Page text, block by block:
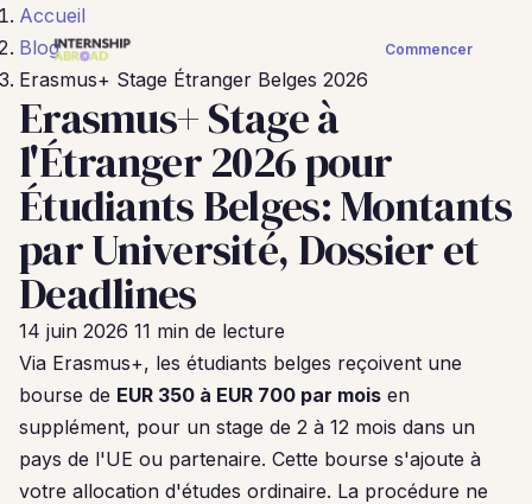
Commencer
Accueil
Blog
Erasmus+ Stage Étranger Belges 2026
Erasmus+ Stage à
l'Étranger 2026 pour
Étudiants Belges: Montants
par Université, Dossier et
Deadlines
14 juin 2026 11 min de lecture
Via Erasmus+, les étudiants belges reçoivent une
bourse de EUR 350 à EUR 700 par mois en
supplément, pour un stage de 2 à 12 mois dans un
pays de l'UE ou partenaire. Cette bourse s'ajoute à
votre allocation d'études ordinaire. La procédure ne